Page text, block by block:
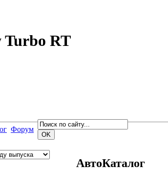
Turbo RT
Форум
АвтоКаталог